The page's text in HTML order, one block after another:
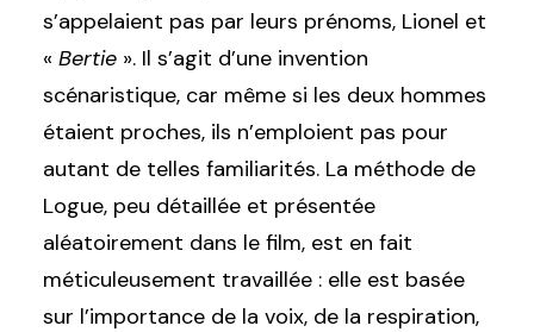
s’appelaient pas par leurs prénoms, Lionel et
« Bertie ». Il s’agit d’une invention
scénaristique, car même si les deux hommes
étaient proches, ils n’emploient pas pour
autant de telles familiarités. La méthode de
Logue, peu détaillée et présentée
aléatoirement dans le film, est en fait
méticuleusement travaillée : elle est basée
sur l’importance de la voix, de la respiration,